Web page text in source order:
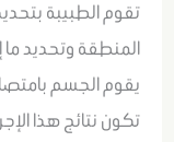
تقوم الطبيبة
المنطقة وتحديد ما
يقوم الجسم
تكون نتائج هذا